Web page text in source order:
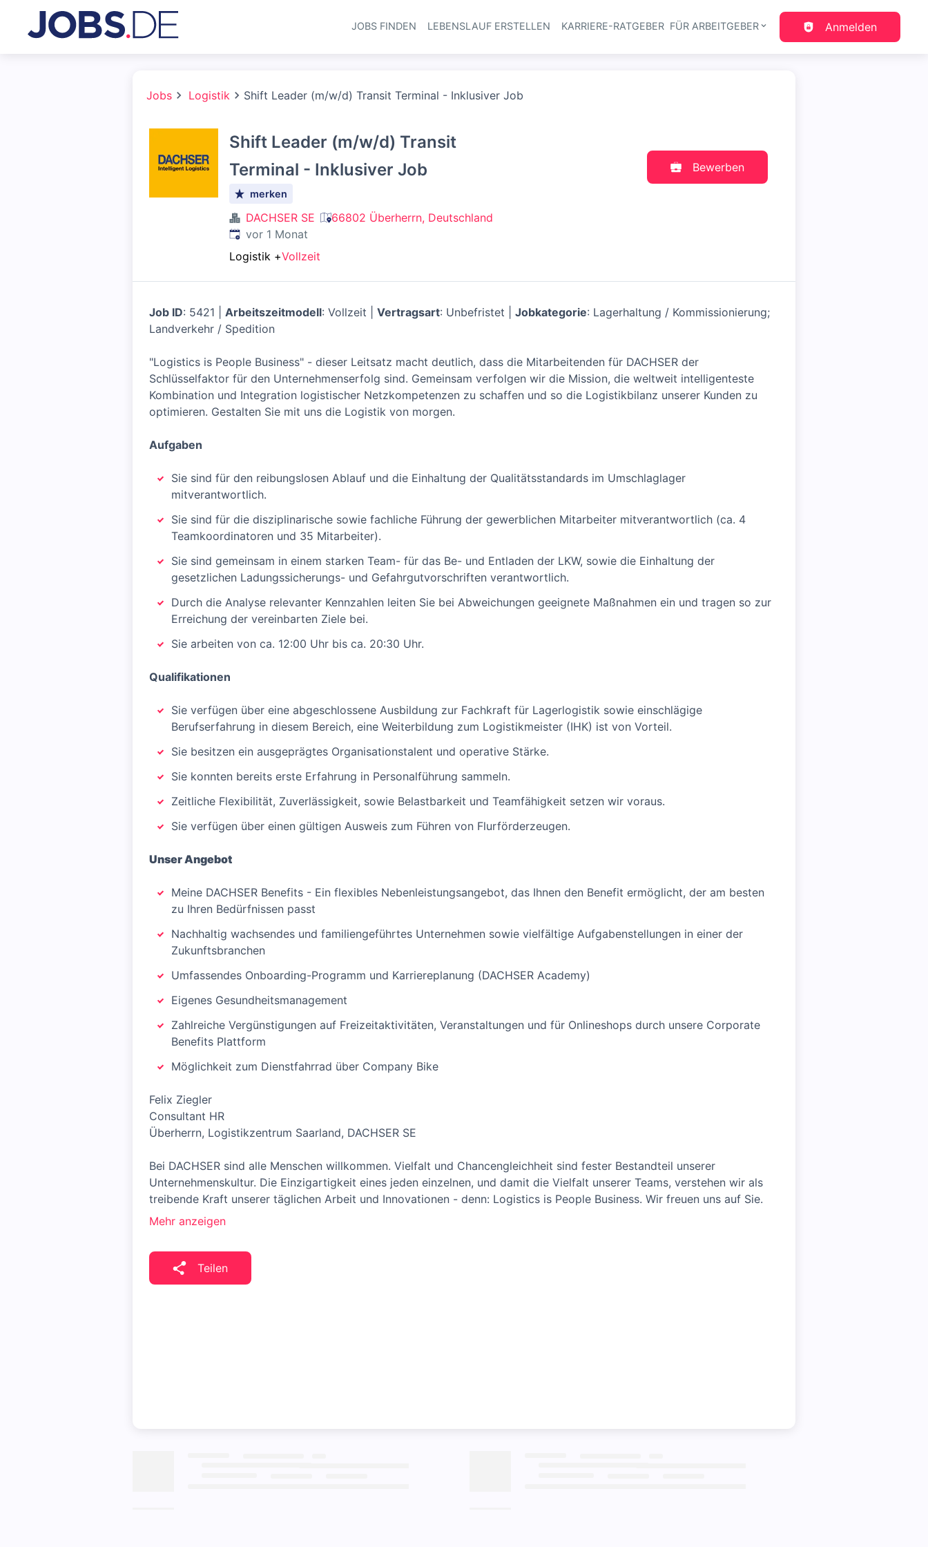
Haupt-Navigation
JOBS FINDEN LEBENSLAUF ERSTELLEN KARRIERE-RATGEBER FÜR ARBEITGEBER Anmelden
Jobs Logistik Shift Leader (m/w/d) Transit Terminal - Inklusiver Job
Shift Leader (m/w/d) Transit
Terminal - Inklusiver Job
merken
DACHSER SE
66802 Überherrn, Deutschland
Veröffentlicht:
vor 1 Monat
Logistik +Vollzeit
Bewerben
Job ID: 5421 | Arbeitszeitmodell: Vollzeit | Vertragsart: Unbefristet | Jobkategorie: Lagerhaltung / Kommissionierung;
Landverkehr / Spedition
"Logistics is People Business" - dieser Leitsatz macht deutlich, dass die Mitarbeitenden für DACHSER der
Schlüsselfaktor für den Unternehmenserfolg sind. Gemeinsam verfolgen wir die Mission, die weltweit intelligenteste
Kombination und Integration logistischer Netzkompetenzen zu schaffen und so die Logistikbilanz unserer Kunden zu
optimieren. Gestalten Sie mit uns die Logistik von morgen.
Aufgaben
Sie sind für den reibungslosen Ablauf und die Einhaltung der Qualitätsstandards im Umschlaglager
mitverantwortlich.
Sie sind für die disziplinarische sowie fachliche Führung der gewerblichen Mitarbeiter mitverantwortlich (ca. 4
Teamkoordinatoren und 35 Mitarbeiter).
Sie sind gemeinsam in einem starken Team- für das Be- und Entladen der LKW, sowie die Einhaltung der
gesetzlichen Ladungssicherungs- und Gefahrgutvorschriften verantwortlich.
Durch die Analyse relevanter Kennzahlen leiten Sie bei Abweichungen geeignete Maßnahmen ein und tragen so zur
Erreichung der vereinbarten Ziele bei.
Sie arbeiten von ca. 12:00 Uhr bis ca. 20:30 Uhr.
Qualifikationen
Sie verfügen über eine abgeschlossene Ausbildung zur Fachkraft für Lagerlogistik sowie einschlägige
Berufserfahrung in diesem Bereich, eine Weiterbildung zum Logistikmeister (IHK) ist von Vorteil.
Sie besitzen ein ausgeprägtes Organisationstalent und operative Stärke.
Sie konnten bereits erste Erfahrung in Personalführung sammeln.
Zeitliche Flexibilität, Zuverlässigkeit, sowie Belastbarkeit und Teamfähigkeit setzen wir voraus.
Sie verfügen über einen gültigen Ausweis zum Führen von Flurförderzeugen.
Unser Angebot
Meine DACHSER Benefits - Ein flexibles Nebenleistungsangebot, das Ihnen den Benefit ermöglicht, der am besten
zu Ihren Bedürfnissen passt
Nachhaltig wachsendes und familiengeführtes Unternehmen sowie vielfältige Aufgabenstellungen in einer der
Zukunftsbranchen
Umfassendes Onboarding-Programm und Karriereplanung (DACHSER Academy)
Eigenes Gesundheitsmanagement
Zahlreiche Vergünstigungen auf Freizeitaktivitäten, Veranstaltungen und für Onlineshops durch unsere Corporate
Benefits Plattform
Möglichkeit zum Dienstfahrrad über Company Bike
Felix Ziegler
Consultant HR
Überherrn, Logistikzentrum Saarland, DACHSER SE
Bei DACHSER sind alle Menschen willkommen. Vielfalt und Chancengleichheit sind fester Bestandteil unserer
Unternehmenskultur. Die Einzigartigkeit eines jeden einzelnen, und damit die Vielfalt unserer Teams, verstehen wir als
treibende Kraft unserer täglichen Arbeit und Innovationen - denn: Logistics is People Business. Wir freuen uns auf Sie.
Mehr anzeigen
Teilen